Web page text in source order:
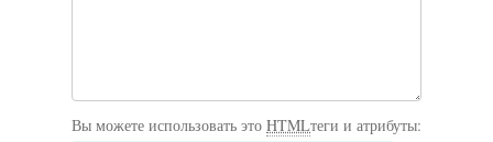
Вы можете использовать это HTMLтеги и атрибуты: